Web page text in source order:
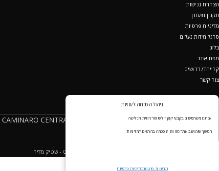
ניהול הסכמה לעוגיות
אנחנו משתמשים בקבצי קוקיז לשיפור חווית הגלישה
המשך שימוש באתר מהווה הסכמה בהתאם למדיניות
מדיניות פרטיותמדיניות פרטיות
הצהרת נגישות
תקנון מועדון
מדיניות פרטיות
סרגל מידות נעלים
בלוג
מפת אתר
קריירה/ דרושים
צור קשר
מופעל ע"י קמינרו סנטרל שוז בע"מ ח.פ 512019472(CAMINARO CENTRAL
SHOE LTD - <a
שיווק באינטרנט - שטיק מדיה